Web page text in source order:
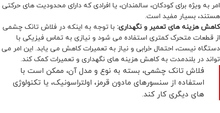
امر به ویژه برای کودکان، سالمندان، یا افرادی که دارای محدودیت های حرکتی
هستند، بسیار مفید است.
کاهش هزینه های تعمیر و نگهداری: با توجه به اینکه در فلاش تانک چشمی
از قطعات متحرک کمتری استفاده می شود و نیازی به تماس فیزیکی با
دستگاه نیست، احتمال خرابی و نیاز به تعمیرات کاهش می یابد. این امر می
تواند در بلندمدت به کاهش هزینه های نگهداری و تعمیرات کمک کند.
فلاش تانک چشمی، بسته به نوع و مدل آن، ممکن است با
استفاده از سنسورهای مادون قرمز، اولتراسونیک، یا تکنولوژی
های دیگری کار کند.